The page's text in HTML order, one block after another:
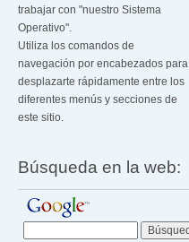
trabajar con "nuestro Sistema
Operativo".
Utiliza los comandos de
navegación por encabezados para
desplazarte rápidamente entre los
diferentes menús y secciones de
este sitio.
Búsqueda en la web: